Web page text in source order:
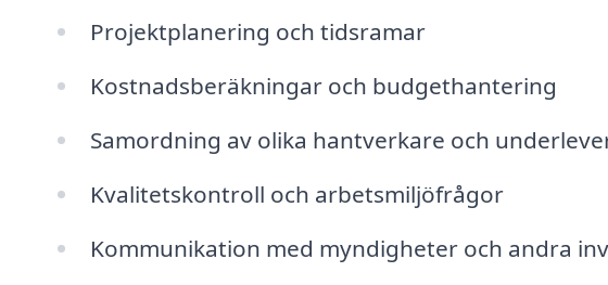
Projektplanering och tidsramar
Kostnadsberäkningar och budgethantering
Samordning av olika hantverkare och
Kvalitetskontroll och arbetsmiljöfrågor
Kommunikation med myndigheter och andra